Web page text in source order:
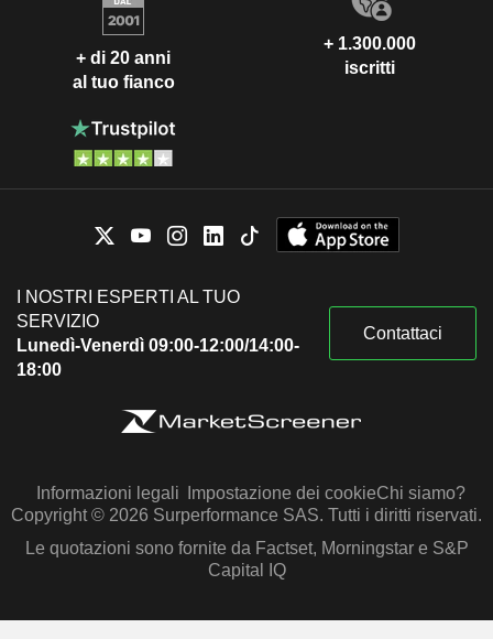
+ di 20 anni
al tuo fianco
+ 1.300.000
iscritti
I NOSTRI ESPERTI AL TUO
SERVIZIO
Lunedì-Venerdì 09:00-12:00/14:00-
18:00
Contattaci
Informazioni legali Impostazione dei cookieChi siamo?
Copyright © 2026 Surperformance SAS. Tutti i diritti riservati.
Le quotazioni sono fornite da Factset, Morningstar e S&P
Capital IQ